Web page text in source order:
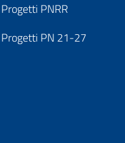
Progetti PNRR
Progetti PN 21-27